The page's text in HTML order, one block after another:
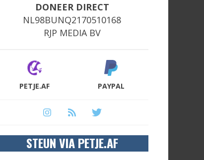
DONEER DIRECT
NL98BUNQ2170510168
RJP MEDIA BV
PETJE.AF PAYPAL
STEUN VIA PETJE.AF